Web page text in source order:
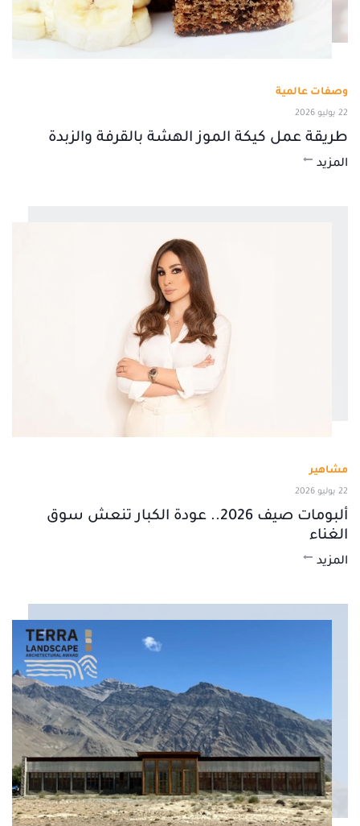
وصفات عالمية
22 يوليو 2026
طريقة عمل كيكة الموز الهشة بالقرفة والزبدة
المزيد
مشاهير
22 يوليو 2026
ألبومات صيف 2026.. عودة الكبار تنعش سوق
الغناء
المزيد